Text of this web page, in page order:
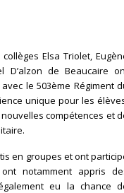
Elsa Triolet,
D’alzon de Beaucaire
le 503ème Régiment
unique pour les
compétences et
en groupes et ont
notamment appris
eu la chance